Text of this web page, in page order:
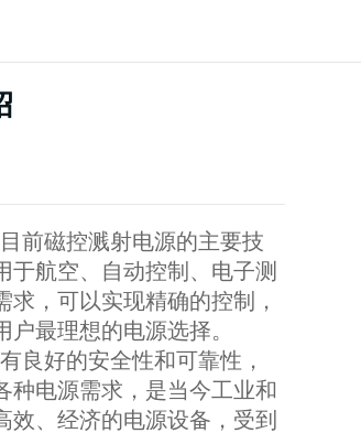
前磁控溅射电源的主要技
于航空、自动控制、电子测
，可以实现精确的控制，
最理想的电源选择。
良好的安全性和可靠性，
种电源需求，是当今工业和
、经济的电源设备，受到